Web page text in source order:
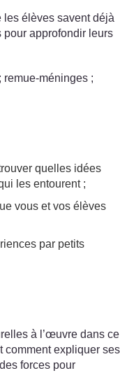
les élèves savent déjà
pour approfondir leurs
remue-méninges ;
quelles idées
les entourent ;
vous et vos élèves
par petits
à l’œuvre dans ce
comment expliquer ses
forces pour